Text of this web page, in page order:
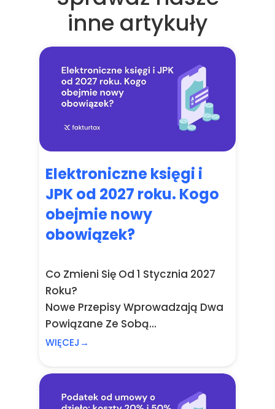
Elektroniczne księgi i
JPK od 2027 roku. Kogo
obejmie nowy
obowiązek?
Co Zmieni Się Od 1 Stycznia 2027
Roku?
Nowe Przepisy Wprowadzają Dwa
Powiązane Ze Sobą...
WIĘCEJ→
inne artykuły